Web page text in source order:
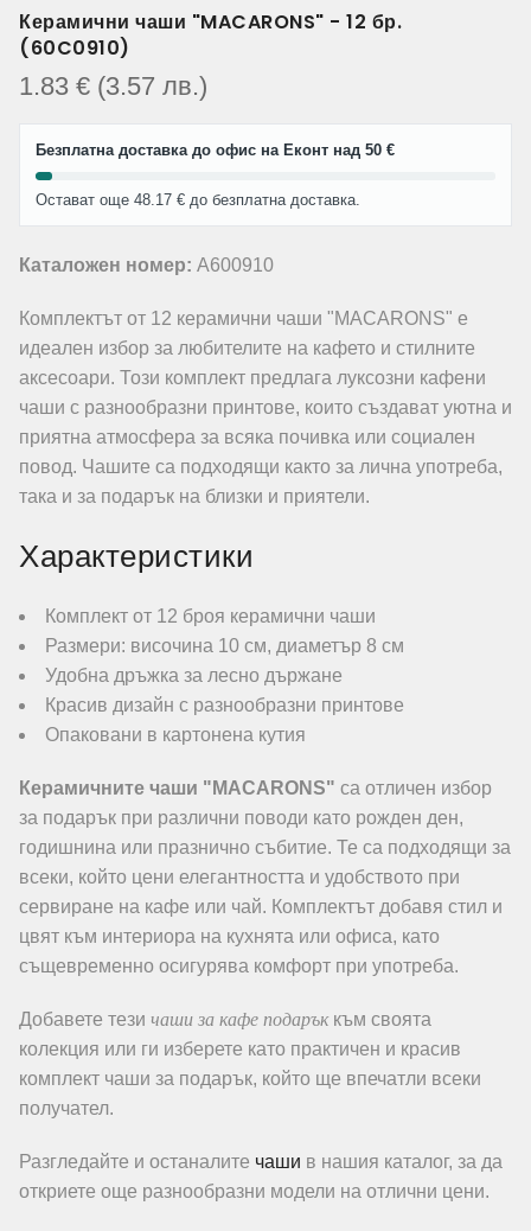
Керамични чаши "MACARONS" - 12 бр.
(60C0910)
1.83 € (3.57 лв.)
Безплатна доставка до офис на Еконт над 50 €
Остават още 48.17 € до безплатна доставка.
Каталожен номер: A600910
Комплектът от 12 керамични чаши "MACARONS" е
идеален избор за любителите на кафето и стилните
аксесоари. Този комплект предлага луксозни кафени
чаши с разнообразни принтове, които създават уютна и
приятна атмосфера за всяка почивка или социален
повод. Чашите са подходящи както за лична употреба,
така и за подарък на близки и приятели.
Характеристики
Комплект от 12 броя керамични чаши
Размери: височина 10 см, диаметър 8 см
Удобна дръжка за лесно държане
Красив дизайн с разнообразни принтове
Опаковани в картонена кутия
Керамичните чаши "MACARONS" са отличен избор
за подарък при различни поводи като рожден ден,
годишнина или празнично събитие. Те са подходящи за
всеки, който цени елегантността и удобството при
сервиране на кафе или чай. Комплектът добавя стил и
цвят към интериора на кухнята или офиса, като
същевременно осигурява комфорт при употреба.
Добавете тези чаши за кафе подаръккъм своята
колекция или ги изберете като практичен и красив
комплект чаши за подарък, който ще впечатли всеки
получател.
Разгледайте и останалите чаши в нашия каталог, за да
откриете още разнообразни модели на отлични цени.